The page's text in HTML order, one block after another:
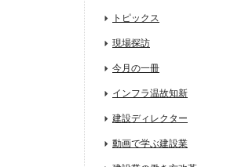
トピックス
現場探訪
今月の一冊
インフラ温故知新
建設ディレクター
動画で学ぶ建設業